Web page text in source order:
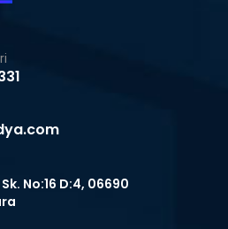
No:16 D:4, 06690